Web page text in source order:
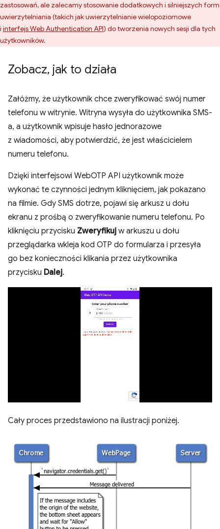
zastosowań, ale zalecamy stosowanie dodatkowych i silniejszych form
uwierzytelniania (takich jak uwierzytelnianie wielopoziomowe
i interfejs Web Authentication API) do tworzenia nowych sesji dla tych
użytkowników.
Zobacz, jak to działa
Załóżmy, że użytkownik chce zweryfikować swój numer
telefonu w witrynie. Witryna wysyła do użytkownika SMS-
a, a użytkownik wpisuje hasło jednorazowe
z wiadomości, aby potwierdzić, że jest właścicielem
numeru telefonu.
Dzięki interfejsowi WebOTP API użytkownik może
wykonać te czynności jednym kliknięciem, jak pokazano
na filmie. Gdy SMS dotrze, pojawi się arkusz u dołu
ekranu z prośbą o zweryfikowanie numeru telefonu. Po
kliknięciu przycisku Zweryfikuj w arkuszu u dołu
przeglądarka wkleja kod OTP do formularza i przesyła
go bez konieczności klikania przez użytkownika
przycisku Dalej.
Cały proces przedstawiono na ilustracji poniżej.